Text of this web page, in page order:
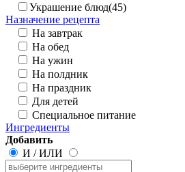
Украшение блюд(45)
Назначение рецепта
На завтрак
На обед
На ужин
На полдник
На праздник
Для детей
Специальное питание
Ингредиенты
Добавить
И /ИЛИ